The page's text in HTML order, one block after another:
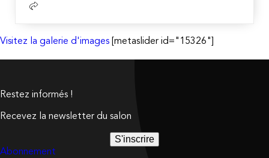
Visitez la galerie d'images [metaslider id="15326"]
Restez informés !
Recevez la newsletter du salon
S'inscrire
Abonnement